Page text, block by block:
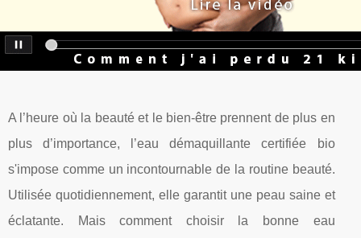
A l’heure où la beauté et le bien-être prennent de plus en
plus d’importance, l’eau démaquillante certifiée bio
s'impose comme un incontournable de la routine beauté.
Utilisée quotidiennement, elle garantit une peau saine et
éclatante. Mais comment choisir la bonne eau